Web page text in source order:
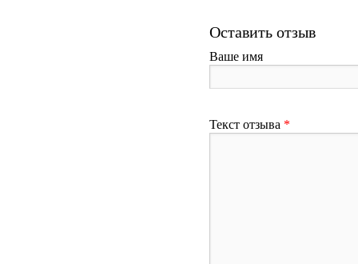
Оставить отзыв
Ваше имя
Текст отзыва *